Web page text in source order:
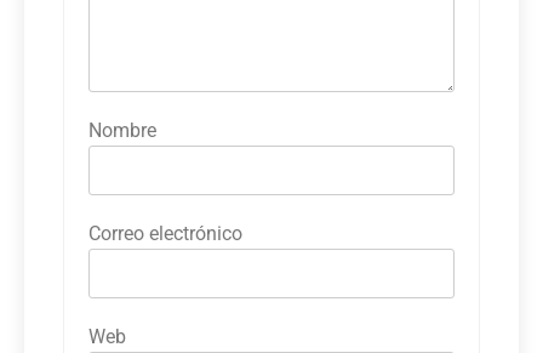
Nombre
Correo electrónico
Web